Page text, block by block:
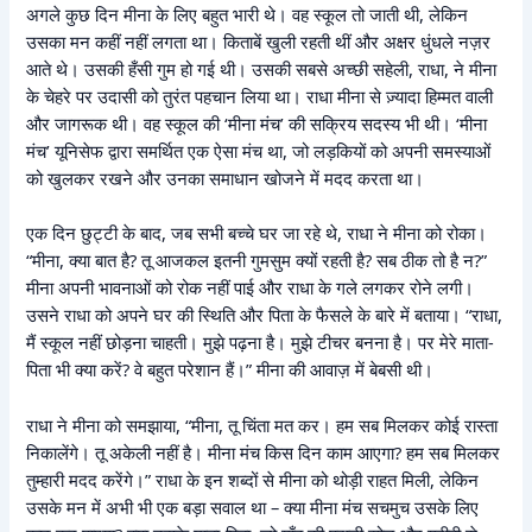
अगले कुछ दिन मीना के लिए बहुत भारी थे। वह स्कूल तो जाती थी, लेकिन
उसका मन कहीं नहीं लगता था। किताबें खुली रहती थीं और अक्षर धुंधले नज़र
आते थे। उसकी हँसी गुम हो गई थी। उसकी सबसे अच्छी सहेली, राधा, ने मीना
के चेहरे पर उदासी को तुरंत पहचान लिया था। राधा मीना से ज़्यादा हिम्मत वाली
और जागरूक थी। वह स्कूल की ‘मीना मंच’ की सक्रिय सदस्य भी थी। ‘मीना
मंच’ यूनिसेफ द्वारा समर्थित एक ऐसा मंच था, जो लड़कियों को अपनी समस्याओं
को खुलकर रखने और उनका समाधान खोजने में मदद करता था।
एक दिन छुट्टी के बाद, जब सभी बच्चे घर जा रहे थे, राधा ने मीना को रोका।
“मीना, क्या बात है? तू आजकल इतनी गुमसुम क्यों रहती है? सब ठीक तो है न?”
मीना अपनी भावनाओं को रोक नहीं पाई और राधा के गले लगकर रोने लगी।
उसने राधा को अपने घर की स्थिति और पिता के फैसले के बारे में बताया। “राधा,
मैं स्कूल नहीं छोड़ना चाहती। मुझे पढ़ना है। मुझे टीचर बनना है। पर मेरे माता-
पिता भी क्या करें? वे बहुत परेशान हैं।” मीना की आवाज़ में बेबसी थी।
राधा ने मीना को समझाया, “मीना, तू चिंता मत कर। हम सब मिलकर कोई रास्ता
निकालेंगे। तू अकेली नहीं है। मीना मंच किस दिन काम आएगा? हम सब मिलकर
तुम्हारी मदद करेंगे।” राधा के इन शब्दों से मीना को थोड़ी राहत मिली, लेकिन
उसके मन में अभी भी एक बड़ा सवाल था – क्या मीना मंच सचमुच उसके लिए